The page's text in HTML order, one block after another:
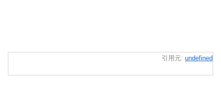
引用元: undefined